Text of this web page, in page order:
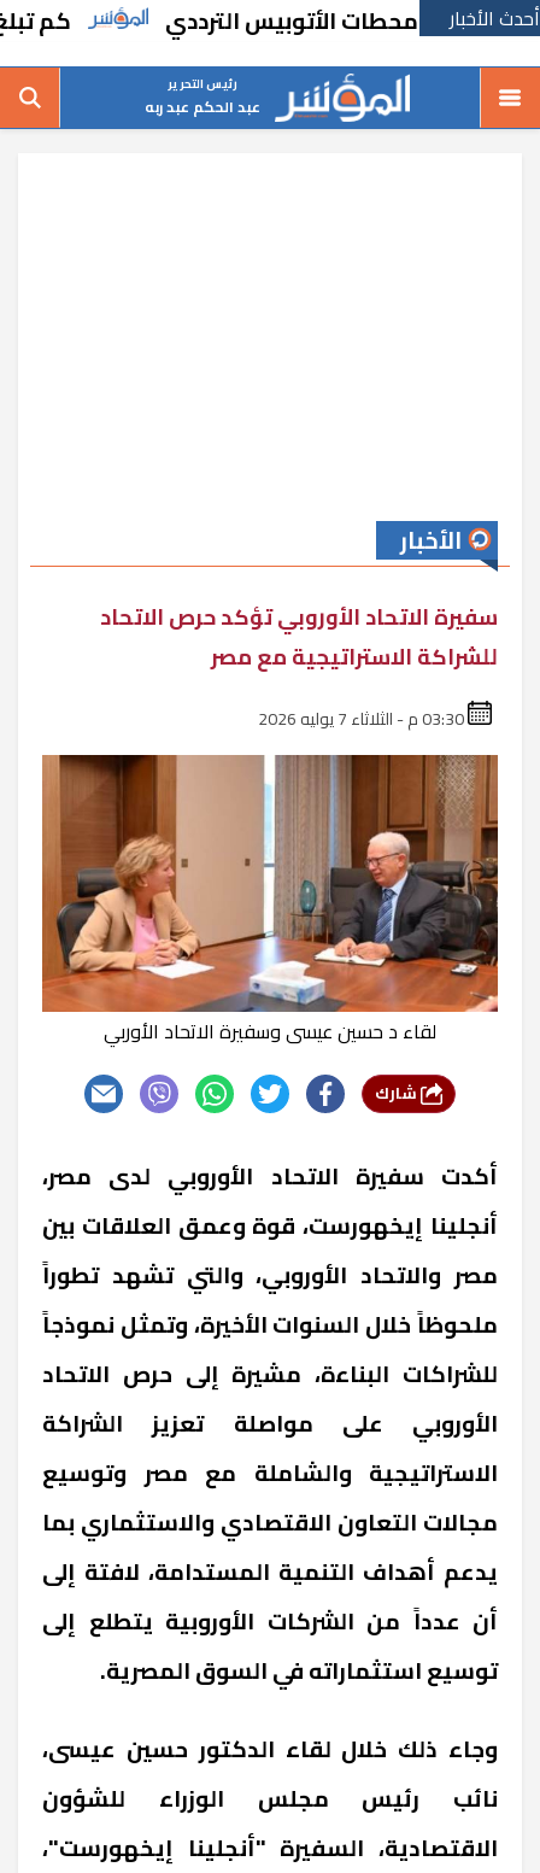
أحدث الأخبارمحطات الأتوبيس الترددي كم تبلغ أطوال
رئيس التحرير
عبد الحكم عبد ربه
الأخبار
سفيرة الاتحاد الأوروبي تؤكد حرص الاتحاد
للشراكة الاستراتيجية مع مصر
لقاء د حسين عيسى وسفيرة الاتحاد الأوربي
أكدت سفيرة الاتحاد الأوروبي لدى مصر،
أنجلينا إيخهورست، قوة وعمق العلاقات بين
مصر والاتحاد الأوروبي، والتي تشهد تطوراً
ملحوظاً خلال السنوات الأخيرة، وتمثل نموذجاً
للشراكات البناءة، مشيرة إلى حرص الاتحاد
الأوروبي على مواصلة تعزيز الشراكة
الاستراتيجية والشاملة مع مصر وتوسيع
مجالات التعاون الاقتصادي والاستثماري بما
يدعم أهداف التنمية المستدامة، لافتة إلى
أن عدداً من الشركات الأوروبية يتطلع إلى
توسيع استثماراته في السوق المصرية.
وجاء ذلك خلال لقاء الدكتور حسين عيسى،
نائب رئيس مجلس الوزراء للشؤون
الاقتصادية، السفيرة "أنجلينا إيخهورست"،